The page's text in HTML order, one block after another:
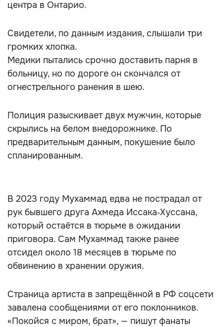
центра в Онтарио.
Свидетели, по данным издания, слышали три
громких хлопка.
Медики пытались срочно доставить парня в
больницу, но по дороге он скончался от
огнестрельного ранения в шею.
Полиция разыскивает двух мужчин, которые
скрылись на белом внедорожнике. По
предварительным данным, покушение было
спланированным.
В 2023 году Мухаммад едва не пострадал от
рук бывшего друга Ахмеда Иссака‑Хуссана,
который остаётся в тюрьме в ожидании
приговора. Сам Мухаммад также ранее
отсидел около 18 месяцев в тюрьме по
обвинению в хранении оружия.
Страница артиста в запрещённой в РФ соцсети
завалена сообщениями от его поклонников.
«Покойся с миром, брат», — пишут фанаты